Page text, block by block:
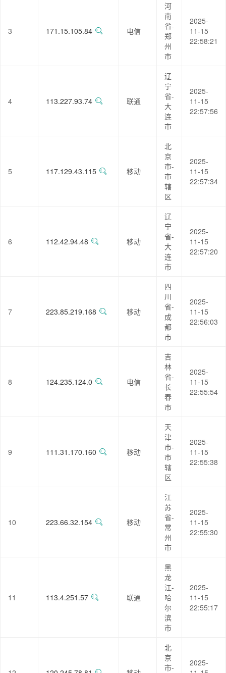
3 171.15.105.84 电信
河
南
省-
郑
州
市
2025-
11-15
22:58:21
4 113.227.93.74 联通
辽
宁
省-
大
连
市
2025-
11-15
22:57:56
5 117.129.43.115 移动
北
京
市-
市
辖
区
2025-
11-15
22:57:34
6 112.42.94.48 移动
辽
宁
省-
大
连
市
2025-
11-15
22:57:20
7 223.85.219.168 移动
四
川
省-
成
都
市
2025-
11-15
22:56:03
8 124.235.124.0 电信
吉
林
省-
长
春
市
2025-
11-15
22:55:54
9 111.31.170.160 移动
天
津
市-
市
辖
区
2025-
11-15
22:55:38
10 223.66.32.154 移动
江
苏
省-
常
州
市
2025-
11-15
22:55:30
11 113.4.251.57 联通
黑
龙
江-
哈
尔
滨
市
2025-
11-15
22:55:17
北
京
市-
2025-